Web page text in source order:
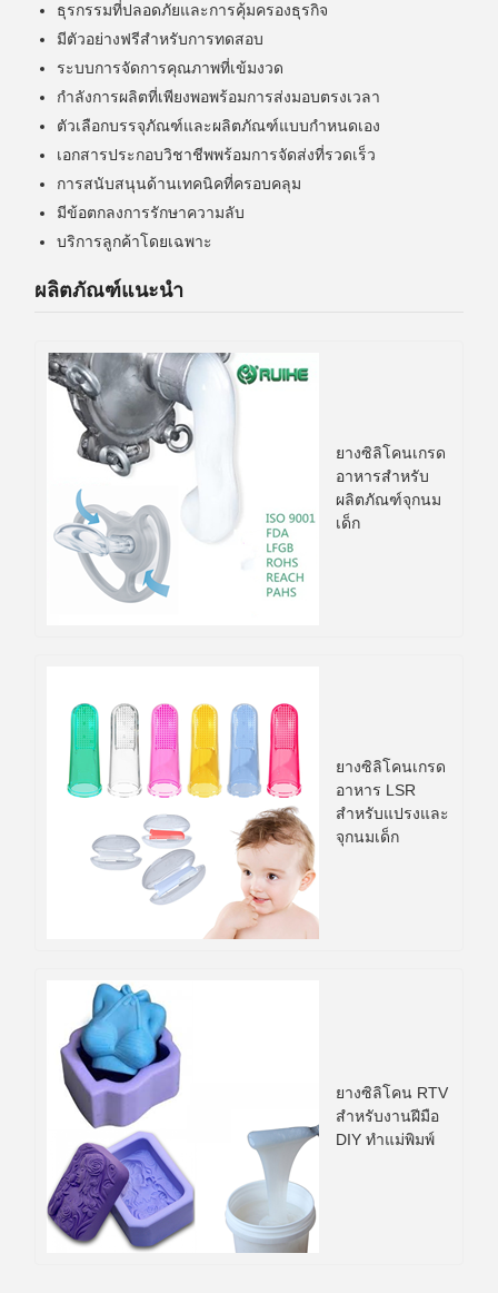
ธุรกรรมที่ปลอดภัยและการคุ้มครองธุรกิจ
มีตัวอย่างฟรีสำหรับการทดสอบ
ระบบการจัดการคุณภาพที่เข้มงวด
กำลังการผลิตที่เพียงพอพร้อมการส่งมอบตรงเวลา
ตัวเลือกบรรจุภัณฑ์และผลิตภัณฑ์แบบกำหนดเอง
เอกสารประกอบวิชาชีพพร้อมการจัดส่งที่รวดเร็ว
การสนับสนุนด้านเทคนิคที่ครอบคลุม
มีข้อตกลงการรักษาความลับ
บริการลูกค้าโดยเฉพาะ
ผลิตภัณฑ์แนะนำ
ยางซิลิโคนเกรด
อาหารสำหรับ
ผลิตภัณฑ์จุกนม
เด็ก
ยางซิลิโคนเกรด
อาหาร LSR
สำหรับแปรงและ
จุกนมเด็ก
ยางซิลิโคน RTV
สำหรับงานฝีมือ
DIY ทำแม่พิมพ์